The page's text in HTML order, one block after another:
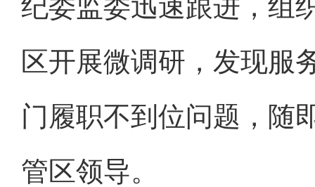
纪委监委迅速跟进，组
区开展微调研，发现服
门履职不到位问题，随
管区领导。